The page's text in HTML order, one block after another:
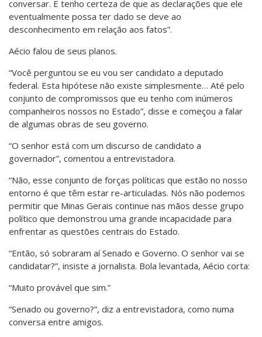
conversar. E tenho certeza de que as declarações que ele
eventualmente possa ter dado se deve ao
desconhecimento em relação aos fatos”.
Aécio falou de seus planos.
“Você perguntou se eu vou ser candidato a deputado
federal. Esta hipótese não existe simplesmente… Até pelo
conjunto de compromissos que eu tenho com inúmeros
companheiros nossos no Estado”, disse e começou a falar
de algumas obras de seu governo.
“O senhor está com um discurso de candidato a
governador”, comentou a entrevistadora.
“Não, esse conjunto de forças políticas que estão no nosso
entorno é que têm estar re-articuladas. Nós não podemos
permitir que Minas Gerais continue nas mãos desse grupo
político que demonstrou uma grande incapacidade para
enfrentar as questões centrais do Estado.
“Então, só sobraram aí Senado e Governo. O senhor vai se
candidatar?”, insiste a jornalista. Bola levantada, Aécio corta:
“Muito provável que sim.”
“Senado ou governo?”, diz a entrevistadora, como numa
conversa entre amigos.